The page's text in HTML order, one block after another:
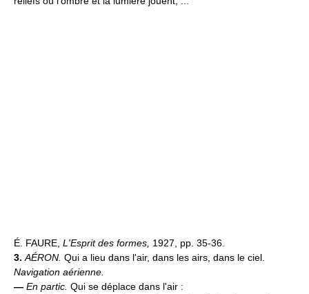
É. FAURE, L'Esprit des formes, 1927, pp. 35-36.
3. AÉRON. Qui a lieu dans l'air, dans les airs, dans le ciel.
Navigation aérienne.
— En partic. Qui se déplace dans l'air :